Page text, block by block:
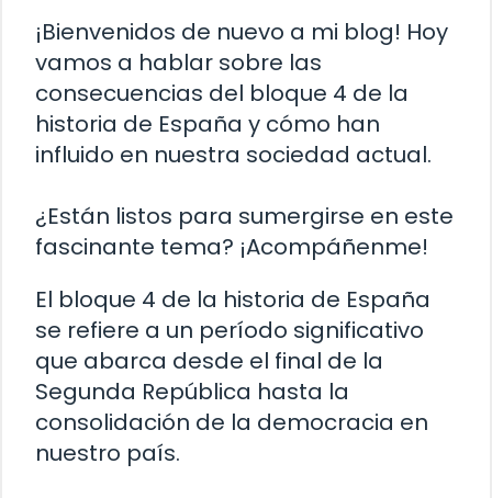
¡Bienvenidos de nuevo a mi blog! Hoy
vamos a hablar sobre las
consecuencias del bloque 4 de la
historia de España y cómo han
influido en nuestra sociedad actual.
¿Están listos para sumergirse en este
fascinante tema? ¡Acompáñenme!
El bloque 4 de la historia de España
se refiere a un período significativo
que abarca desde el final de la
Segunda República hasta la
consolidación de la democracia en
nuestro país.